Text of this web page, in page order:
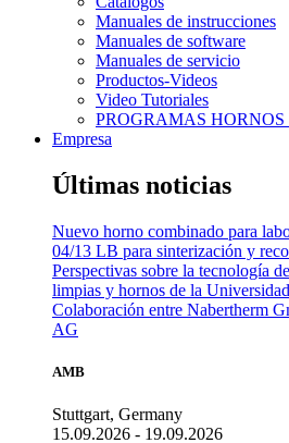
Manuales de instrucciones
Manuales de software
Manuales de servicio
Productos-Videos
Video Tutoriales
PROGRAMAS
Empresa
Últimas noticias
Nuevo horno combinado para
04/13 LB para sinterización y
Perspectivas sobre la tecnología
limpias y hornos de la
Colaboración entre Nabertherm
AG
AMB
Stuttgart, Germany
15.09.2026 - 19.09.2026